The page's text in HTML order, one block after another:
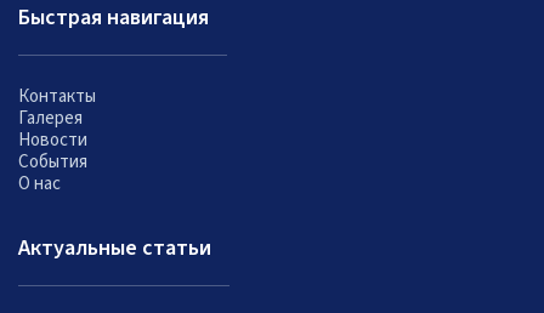
Быстрая навигация
Контакты
Галерея
Новости
События
О нас
Актуальные статьи